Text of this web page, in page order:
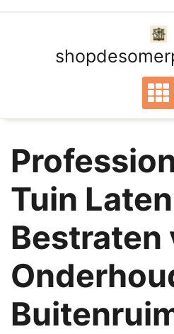
Tuin Laten
Bestraten